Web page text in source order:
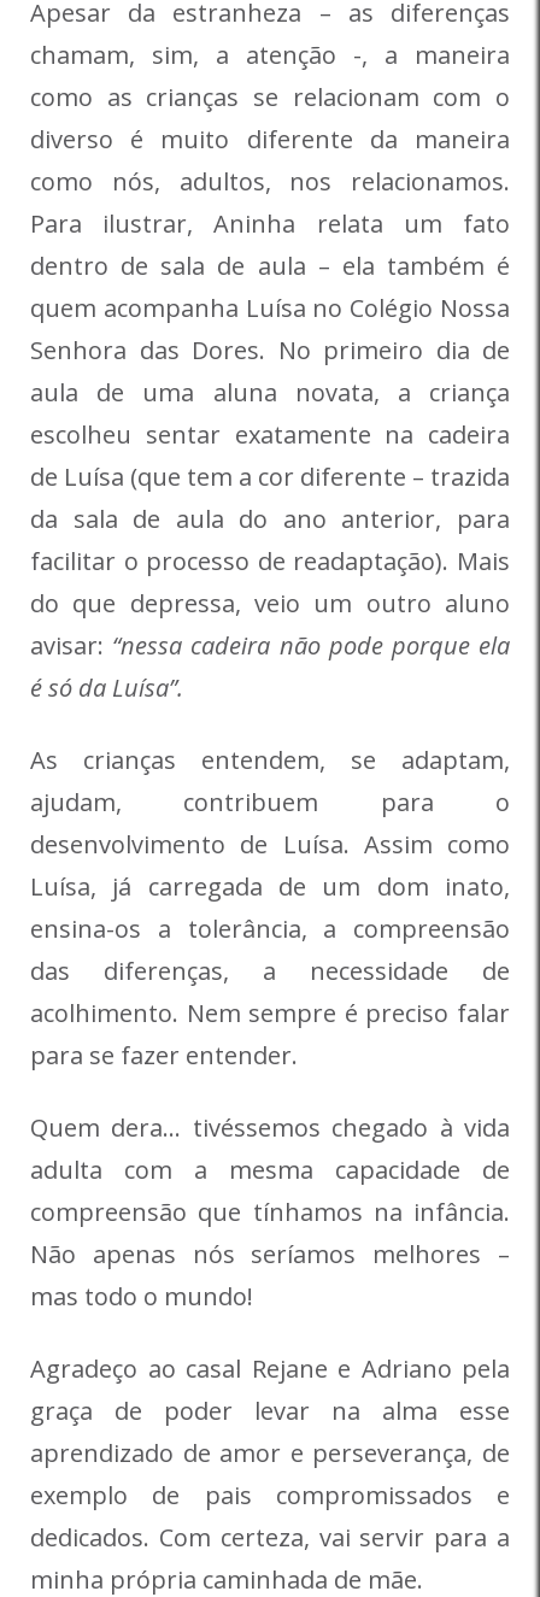
Apesar da estranheza – as diferenças
chamam, sim, a atenção -, a maneira
como as crianças se relacionam com o
diverso é muito diferente da maneira
como nós, adultos, nos relacionamos.
Para ilustrar, Aninha relata um fato
dentro de sala de aula – ela também é
quem acompanha Luísa no Colégio Nossa
Senhora das Dores. No primeiro dia de
aula de uma aluna novata, a criança
escolheu sentar exatamente na cadeira
de Luísa (que tem a cor diferente – trazida
da sala de aula do ano anterior, para
facilitar o processo de readaptação). Mais
do que depressa, veio um outro aluno
avisar: “nessa cadeira não pode porque ela
é só da Luísa”.
As crianças entendem, se adaptam,
ajudam, contribuem para o
desenvolvimento de Luísa. Assim como
Luísa, já carregada de um dom inato,
ensina-os a tolerância, a compreensão
das diferenças, a necessidade de
acolhimento. Nem sempre é preciso falar
para se fazer entender.
Quem dera… tivéssemos chegado à vida
adulta com a mesma capacidade de
compreensão que tínhamos na infância.
Não apenas nós seríamos melhores –
mas todo o mundo!
Agradeço ao casal Rejane e Adriano pela
graça de poder levar na alma esse
aprendizado de amor e perseverança, de
exemplo de pais compromissados e
dedicados. Com certeza, vai servir para a
minha própria caminhada de mãe.